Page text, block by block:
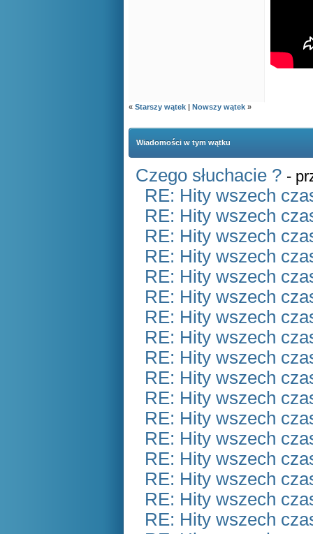
« Starszy wątek | Nowszy wątek »
Wiadomości w tym wątku
Czego słuchacie ? -
RE: Hity wszech
RE: Hity wszech
RE: Hity wszech
RE: Hity wszech
RE: Hity wszech
RE: Hity wszech
RE: Hity wszech
RE: Hity wszech
RE: Hity wszech
RE: Hity wszech
RE: Hity wszech
RE: Hity wszech
RE: Hity wszech
RE: Hity wszech
RE: Hity wszech
RE: Hity wszech
RE: Hity wszech